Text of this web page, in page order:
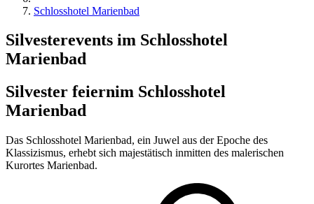
Schlosshotel Marienbad
Silvesterevents im Schlosshotel
Marienbad
Silvester feiernim Schlosshotel
Marienbad
Das Schlosshotel Marienbad, ein Juwel aus der Epoche des
Klassizismus, erhebt sich majestätisch inmitten des malerischen
Kurortes Marienbad.